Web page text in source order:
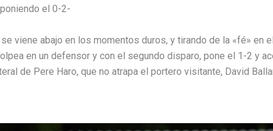
el 0-2-
viene abajo en los momentos duros, y tirando de la «fé» en
en un defensor y con el segundo disparo, pone el 1-2 y
de Pere Haro, que no atrapa el portero visitante, David